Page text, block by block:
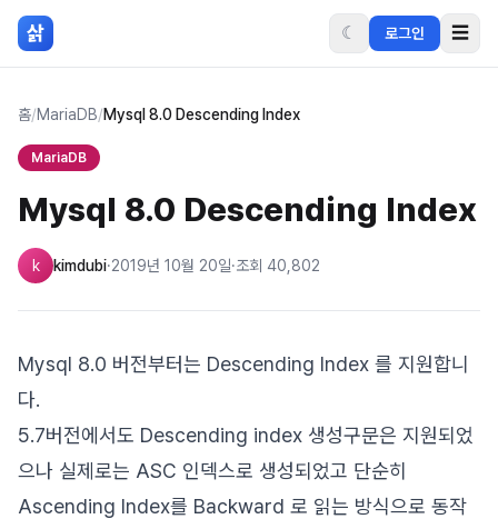
본문 바로가기
삵 ☾ 로그인 ☰
홈/MariaDB/Mysql 8.0 Descending Index
MariaDB
Mysql 8.0 Descending Index
k kimdubi·2019년 10월 20일·조회 40,802
Mysql 8.0 버전부터는 Descending Index 를 지원합니
다.
5.7버전에서도 Descending index 생성구문은 지원되었
으나 실제로는 ASC 인덱스로 생성되었고 단순히
Ascending Index를 Backward 로 읽는 방식으로 동작